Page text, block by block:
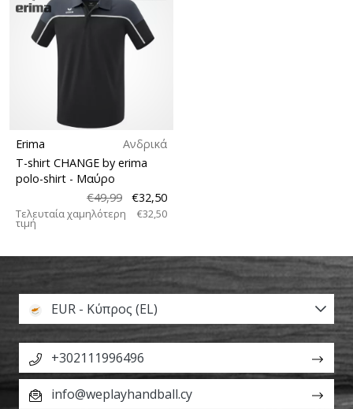
Erima
Ανδρικά
T-shirt CHANGE by erima
polo-shirt - Μαύρο
€49,99
€32,50
Τελευταία χαμηλότερη
τιμή
€32,50
EUR - Κύπρος (EL)
+302111996496
info@weplayhandball.cy